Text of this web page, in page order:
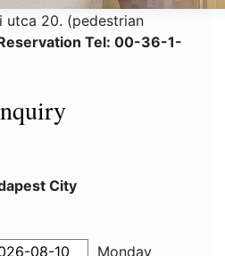
utca 20. (pedestrian
Tel: 00-36-1-
City
Monday